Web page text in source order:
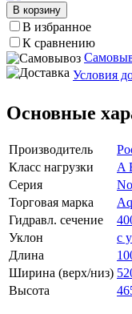
В корзину
В избранное
К сравнению
Условия
Основные
Производитель
Класс нагрузки
A
Серия
Торговая марка
Гидравл. сечение
Уклон
с
Длина
Ширина (верх/низ)
Высота